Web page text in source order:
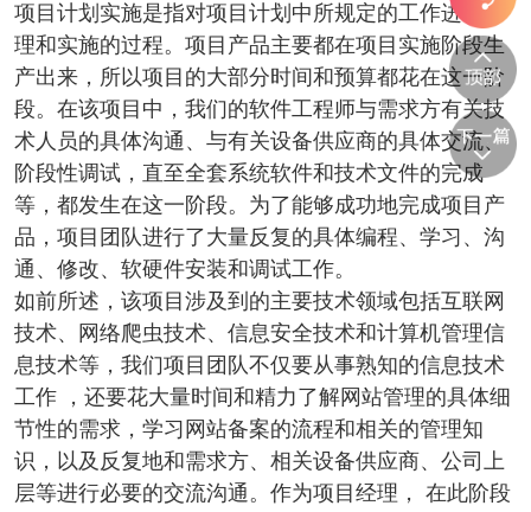
项目计划实施是指对项目计划中所规定的工作进行管
理和实施的过程。项目产品主要都在项目实施阶段生
产出来，所以项目的大部分时间和预算都花在这一阶
段。在该项目中，我们的软件工程师与需求方有关技
术人员的具体沟通、与有关设备供应商的具体交流、
阶段性调试，直至全套系统软件和技术文件的完成
等，都发生在这一阶段。为了能够成功地完成项目产
品，项目团队进行了大量反复的具体编程、学习、沟
通、修改、软硬件安装和调试工作。
如前所述，该项目涉及到的主要技术领域包括互联网
技术、网络爬虫技术、信息安全技术和计算机管理信
息技术等，我们项目团队不仅要从事熟知的信息技术
工作 ，还要花大量时间和精力了解网站管理的具体细
节性的需求，学习网站备案的流程和相关的管理知
识，以及反复地和需求方、相关设备供应商、公司上
层等进行必要的交流沟通。作为项目经理， 在此阶段